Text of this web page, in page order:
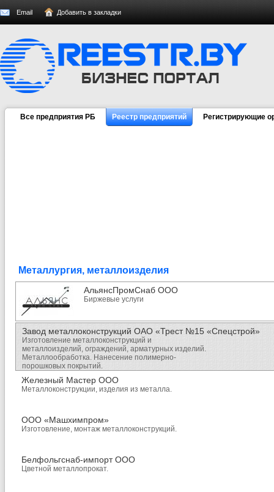
Email Добавить в закладки
Все предприятия РБ Реестр предприятий Регистрирующие
Металлургия, металлоизделия
АльянсПромСнаб ООО
Биржевые услуги
Завод металлоконструкций ОАО «Трест №15 «Спецстрой»
Изготовление металлоконструкций и
металлоизделий, ограждений, арматурных изделий.
Металлообработка. Нанесение полимерно-
порошковых покрытий.
Железный Мастер ООО
Металлоконструкции, изделия из металла.
ООО «Машхимпром»
Изготовление, монтаж металлоконструкций.
Белфольгснаб-импорт ООО
Цветной металлопрокат.